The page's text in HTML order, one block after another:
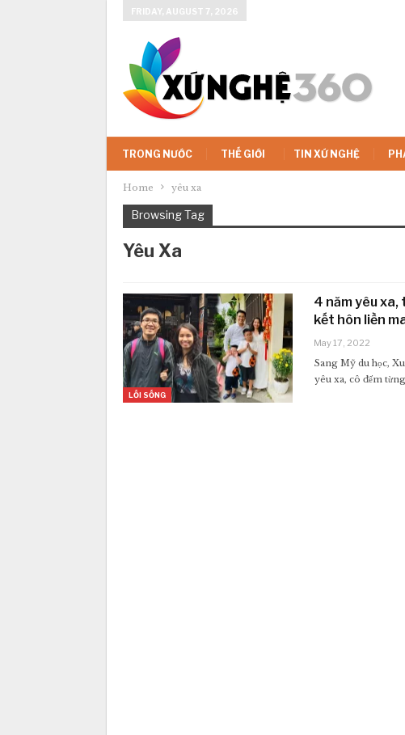
FRIDAY, AUGUST 7, 2026
TRONG NƯỚC THẾ GIỚI TIN XỨ NGHỆ
Home yêu xa
Browsing Tag
Yêu Xa
LỐI SỐNG
4 năm yêu
kết hôn liền
May 17, 2022
Sang Mỹ du học,
yêu xa, cô đếm